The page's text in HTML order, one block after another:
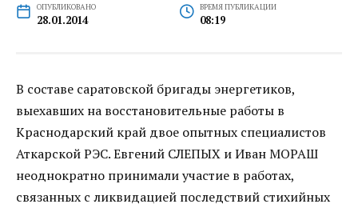
ОПУБЛИКОВАНО
28.01.2014
ВРЕМЯ ПУБЛИКАЦИИ
08:19
В составе саратовской бригады энергетиков,
выехавших на восстановительные работы в
Краснодарский край двое опытных специалистов
Аткарской РЭС. Евгений СЛЕПЫХ и Иван МОРАШ
неоднократно принимали участие в работах,
связанных с ликвидацией последствий стихийных